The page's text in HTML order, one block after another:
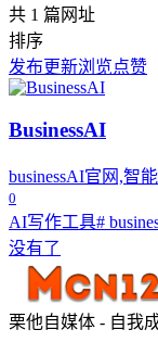
共 1 篇网址
排序
发布更新浏览点赞
BusinessAI
businessAI官网,智
0
AI写作工具#
没有了
栗他自媒体 - 自我